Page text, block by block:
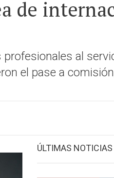
de
al
el pase a
ÚLTIMAS NOTICIAS